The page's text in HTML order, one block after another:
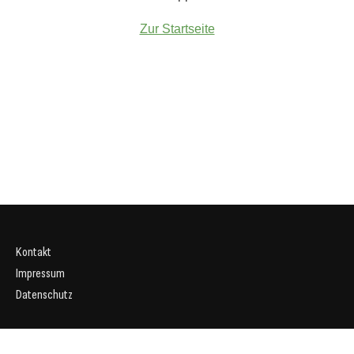
Zur Startseite
Kontakt
Impressum
Datenschutz